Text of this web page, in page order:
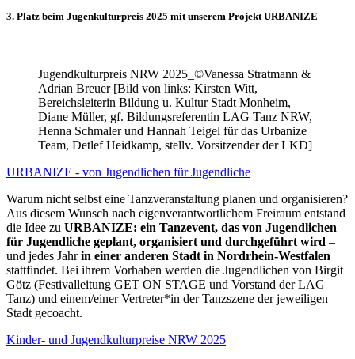
3. Platz beim Jugenkulturpreis 2025 mit unserem Projekt URBANIZE
Jugendkulturpreis NRW 2025_©Vanessa Stratmann &
Adrian Breuer [Bild von links: Kirsten Witt,
Bereichsleiterin Bildung u. Kultur Stadt Monheim,
Diane Müller, gf. Bildungsreferentin LAG Tanz NRW,
Henna Schmaler und Hannah Teigel für das Urbanize
Team, Detlef Heidkamp, stellv. Vorsitzender der LKD]
URBANIZE - von Jugendlichen für Jugendliche
Warum nicht selbst eine Tanzveranstaltung planen und organisieren?
Aus diesem Wunsch nach eigenverantwortlichem Freiraum entstand
die Idee zu URBANIZE: ein Tanzevent, das von Jugendlichen
für Jugendliche geplant, organisiert und durchgeführt wird –
und jedes Jahrin einer anderen Stadt in Nordrhein-Westfalen
stattfindet. Bei ihrem Vorhaben werden die Jugendlichen von Birgit
Götz (Festivalleitung GET ON STAGE und Vorstand der LAG
Tanz) und einem/einer Vertreter*in der Tanzszene der jeweiligen
Stadt gecoacht.
Kinder- und Jugendkulturpreise NRW 2025